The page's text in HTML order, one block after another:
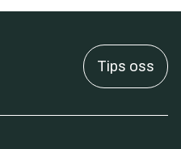
Tips oss